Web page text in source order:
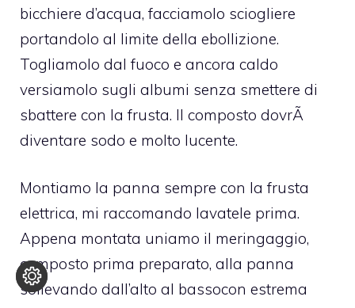
bicchiere d’acqua, facciamolo sciogliere
portandolo al limite della ebollizione.
Togliamolo dal fuoco e ancora caldo
versiamolo sugli albumi senza smettere di
sbattere con la frusta. Il composto dovrÃ
diventare sodo e molto lucente.
Montiamo la panna sempre con la frusta
elettrica, mi raccomando lavatele prima.
Appena montata uniamo il meringaggio,
composto prima preparato, alla panna
sollevando dall’alto al bassocon estrema